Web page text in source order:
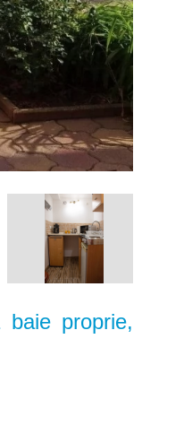
proprie,